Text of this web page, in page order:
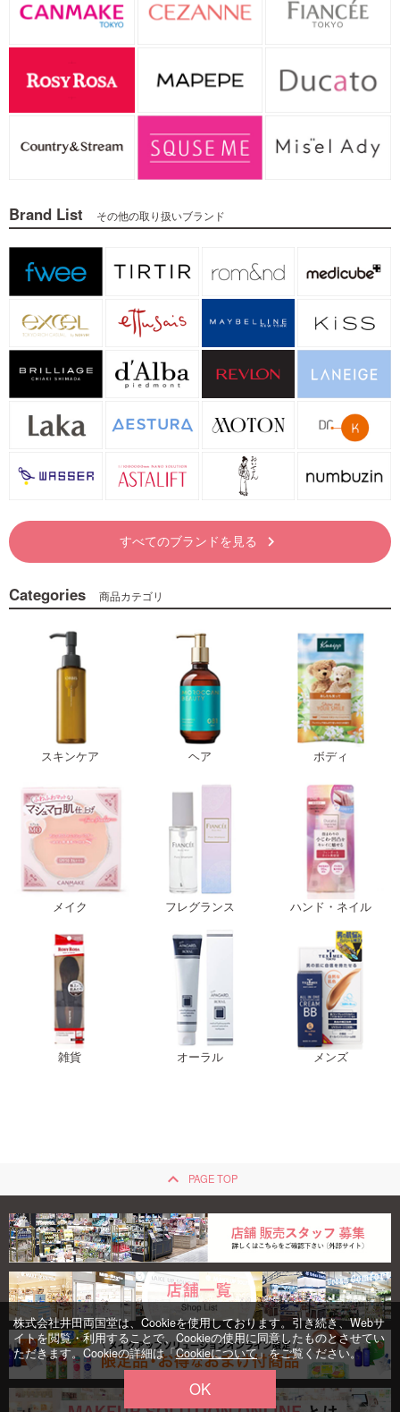
Brand List その他の取り扱いブランド
すべてのブランドを見る keyboard_arrow_right
Categories 商品カテゴリ
スキンケア ヘア ボディ
メイク フレグランス ハンド・ネイル
雑貨 オーラル メンズ
keyboard_arrow_up PAGE TOP
株式会社井田両国堂は、Cookieを使用しております。引き続き、Webサ
イトを閲覧・利用することで、Cookieの使用に同意したものとさせてい
ただきます。Cookieの詳細は「Cookieについて」をご覧ください。
OK